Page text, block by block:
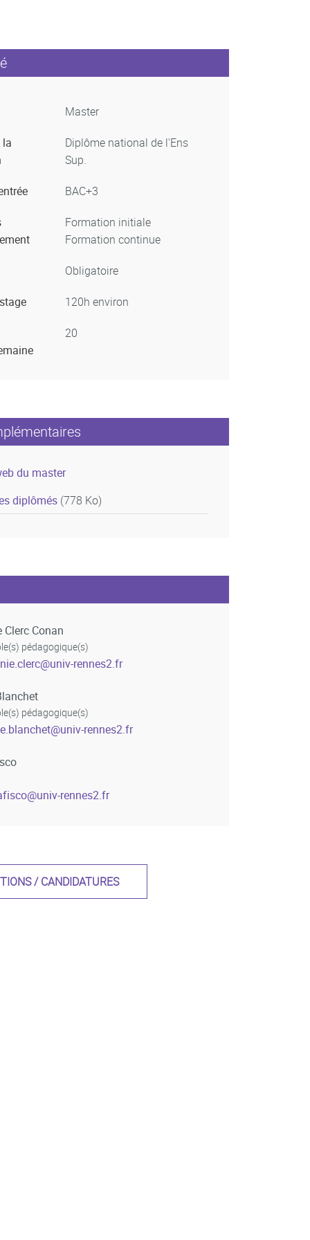
Master
la
Diplôme national de l'Ens
Sup.
BAC+3
Formation initiale
Formation continue
Obligatoire
120h environ
20
du master
diplômés (778 Ko)
Clerc Conan
pédagogique(s)
@univ-rennes2.fr
pédagogique(s)
@univ-rennes2.fr
@univ-rennes2.fr
/ CANDIDATURES